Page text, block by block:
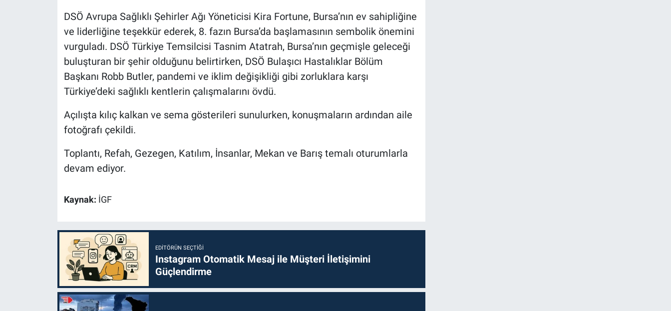
DSÖ Avrupa Sağlıklı Şehirler Ağı Yöneticisi Kira Fortune, Bursa’nın ev sahipliğine
ve liderliğine teşekkür ederek, 8. fazın Bursa’da başlamasının sembolik önemini
vurguladı. DSÖ Türkiye Temsilcisi Tasnim Atatrah, Bursa’nın geçmişle geleceği
buluşturan bir şehir olduğunu belirtirken, DSÖ Bulaşıcı Hastalıklar Bölüm
Başkanı Robb Butler, pandemi ve iklim değişikliği gibi zorluklara karşı
Türkiye’deki sağlıklı kentlerin çalışmalarını övdü.
Açılışta kılıç kalkan ve sema gösterileri sunulurken, konuşmaların ardından aile
fotoğrafı çekildi.
Toplantı, Refah, Gezegen, Katılım, İnsanlar, Mekan ve Barış temalı oturumlarla
devam ediyor.
Kaynak: İGF
EDITÖRÜN SEÇTIĞI
Instagram Otomatik Mesaj ile Müşteri İletişimini
Güçlendirme